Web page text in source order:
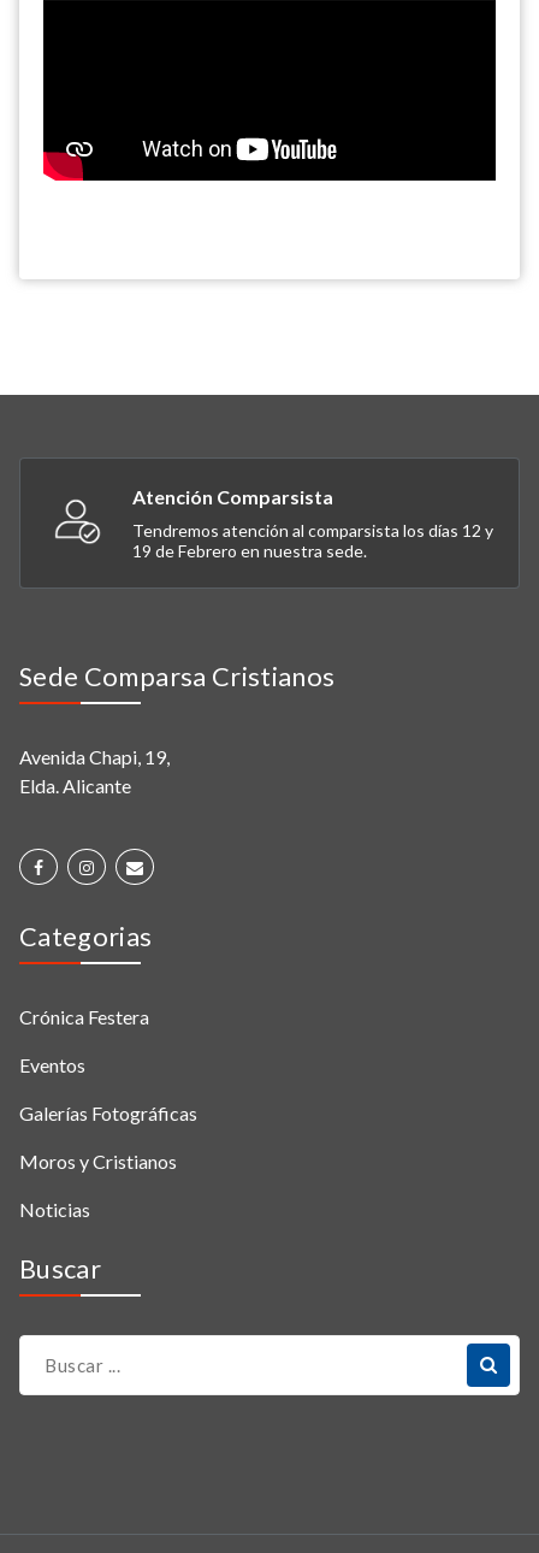
Atención Comparsista
Tendremos atención al comparsista los días 12 y
19 de Febrero en nuestra sede.
Sede Comparsa Cristianos
Avenida Chapi, 19,
Elda. Alicante
Categorias
Crónica Festera
Eventos
Galerías Fotográficas
Moros y Cristianos
Noticias
Buscar